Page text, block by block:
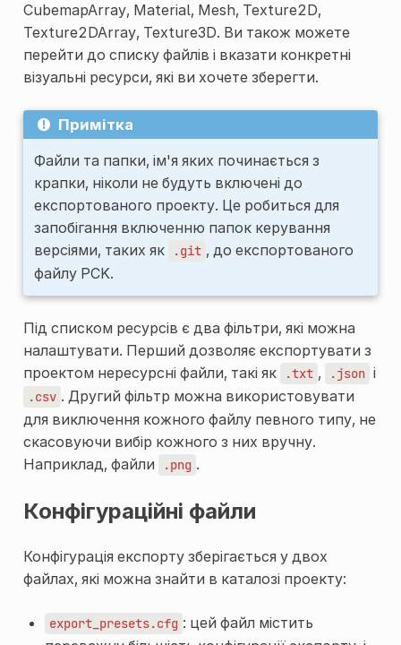
CubemapArray, Material, Mesh, Texture2D,
Texture2DArray, Texture3D. Ви також можете
перейти до списку файлів і вказати конкретні
візуальні ресурси, які ви хочете зберегти.
Примітка
Файли та папки, ім'я яких починається з
крапки, ніколи не будуть включені до
експортованого проекту. Це робиться для
запобігання включенню папок керування
версіями, таких як
.git , до експортованого
файлу PCK.
Під списком ресурсів є два фільтри, які можна
налаштувати. Перший дозволяє експортувати з
проектом нересурсні файли, такі як
.txt , .json і
.csv . Другий фільтр можна використовувати
для виключення кожного файлу певного типу, не
скасовуючи вибір кожного з них вручну.
Наприклад, файли
.png .
Конфігураційні файли
Конфігурація експорту зберігається у двох
файлах, які можна знайти в каталозі проекту:
export_presets.cfg : цей файл містить